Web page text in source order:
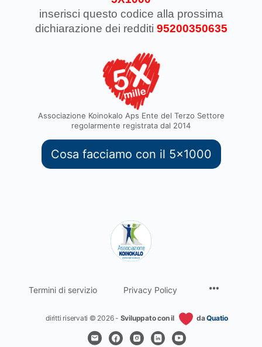
inserisci questo codice alla prossima
dichiarazione dei redditi 95200350635
Associazione Koinokalo Aps Ente del Terzo Settore
regolarmente registrata dal 2014
Cosa facciamo con il 5x1000
Termini di servizio Privacy Policy
diritti riservati © 2026 - Sviluppato con il daQuatio